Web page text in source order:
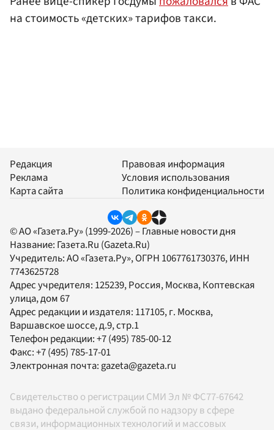
на стоимость «детских» тарифов такси.
Редакция
Реклама
Карта сайта
Правовая информация
Условия использования
Политика конфиденциальности
© АО «Газета.Ру» (1999-2026) – Главные новости дня
Название: Газета.Ru (Gazeta.Ru)
Учредитель:АО «Газета.Ру», ОГРН 1067761730376, ИНН
7743625728
Адрес учредителя: 125239, Россия, Москва, Коптевская
улица, дом 67
Адрес редакции и издателя: 117105, г. Москва,
Варшавское шоссе, д.9, стр.1
Телефон редакции:+7 (495) 785-00-12
Факс:+7 (495) 785-17-01
Электронная почта:gazeta@gazeta.ru
Свидетельство о регистрации СМИ Эл № ФС77-67642
выдано федеральной службой по надзору в сфере
связи, информационных технологий и массовых